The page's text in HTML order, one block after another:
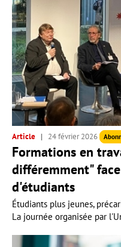
Article 24 février 2026
Formations en
différemment"
d'étudiants
Étudiants plus jeunes,
La journée organisée par